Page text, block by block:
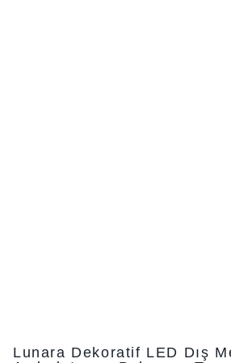
Lunara Dekoratif LED Dış